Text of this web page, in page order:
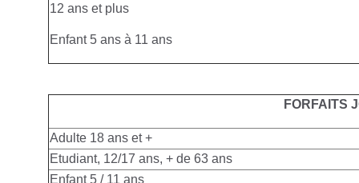
12 ans et plus
Enfant 5 ans à 11 ans
FORFAITS
Adulte 18 ans et +
Etudiant, 12/17 ans, + de 63 ans
Enfant 5 / 11 ans